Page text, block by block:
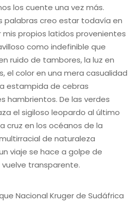
los cuente una vez más.
palabras creo estar todavía en
mis propios latidos provenientes
como indefinible que
ruido de tambores, la luz en
el color en una mera casualidad
estampida de cebras
hambrientos. De las verdes
el sigiloso leopardo al último
cruz en los océanos de la
de naturaleza
viaje se hace a golpe de
transparente.